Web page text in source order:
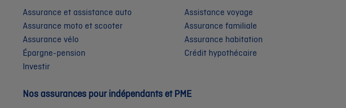
Assurance et assistance auto
Assistance voyage
Assurance moto et scooter
Assurance familiale
Assurance vélo
Assurance habitation
Épargne-pension
Crédit hypothécaire
Investir
Nos assurances pour indépendants et PME